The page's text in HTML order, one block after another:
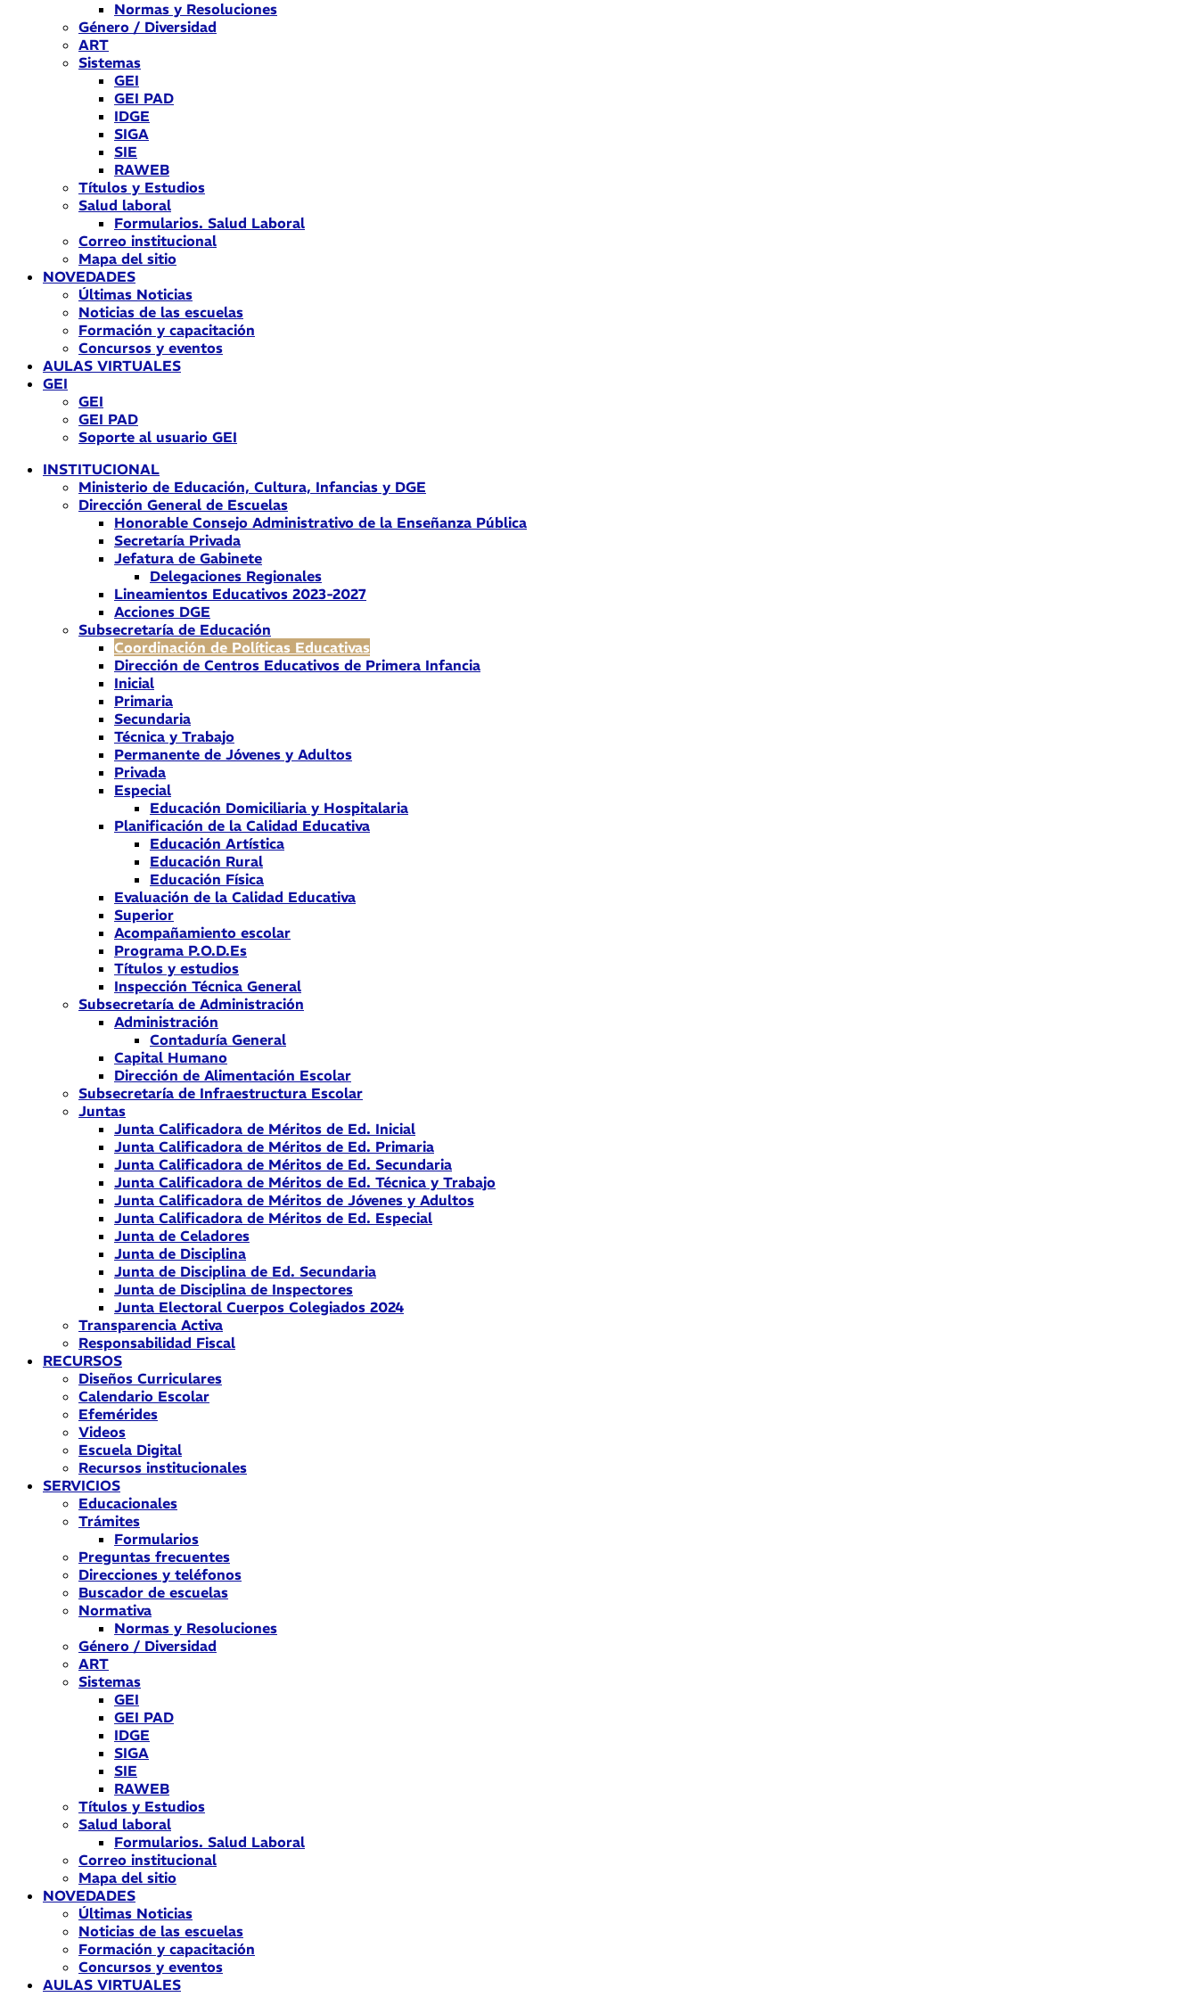
Normas y Resoluciones
Género / Diversidad
ART
Sistemas
GEI
GEI PAD
IDGE
SIGA
SIE
RAWEB
Títulos y Estudios
Salud laboral
Formularios. Salud Laboral
Correo institucional
Mapa del sitio
NOVEDADES
Últimas Noticias
Noticias de las escuelas
Formación y capacitación
Concursos y eventos
AULAS VIRTUALES
GEI
GEI
GEI PAD
Soporte al usuario GEI
INSTITUCIONAL
Ministerio de Educación, Cultura, Infancias y DGE
Dirección General de Escuelas
Honorable Consejo Administrativo de la Enseñanza Pública
Secretaría Privada
Jefatura de Gabinete
Delegaciones Regionales
Lineamientos Educativos 2023-2027
Acciones DGE
Subsecretaría de Educación
Coordinación de Políticas Educativas
Dirección de Centros Educativos de Primera Infancia
Inicial
Primaria
Secundaria
Técnica y Trabajo
Permanente de Jóvenes y Adultos
Privada
Especial
Educación Domiciliaria y Hospitalaria
Planificación de la Calidad Educativa
Educación Artística
Educación Rural
Educación Física
Evaluación de la Calidad Educativa
Superior
Acompañamiento escolar
Programa P.O.D.Es
Títulos y estudios
Inspección Técnica General
Subsecretaría de Administración
Administración
Contaduría General
Capital Humano
Dirección de Alimentación Escolar
Subsecretaría de Infraestructura Escolar
Juntas
Junta Calificadora de Méritos de Ed. Inicial
Junta Calificadora de Méritos de Ed. Primaria
Junta Calificadora de Méritos de Ed. Secundaria
Junta Calificadora de Méritos de Ed. Técnica y Trabajo
Junta Calificadora de Méritos de Jóvenes y Adultos
Junta Calificadora de Méritos de Ed. Especial
Junta de Celadores
Junta de Disciplina
Junta de Disciplina de Ed. Secundaria
Junta de Disciplina de Inspectores
Junta Electoral Cuerpos Colegiados 2024
Transparencia Activa
Responsabilidad Fiscal
RECURSOS
Diseños Curriculares
Calendario Escolar
Efemérides
Videos
Escuela Digital
Recursos institucionales
SERVICIOS
Educacionales
Trámites
Formularios
Preguntas frecuentes
Direcciones y teléfonos
Buscador de escuelas
Normativa
Normas y Resoluciones
Género / Diversidad
ART
Sistemas
GEI
GEI PAD
IDGE
SIGA
SIE
RAWEB
Títulos y Estudios
Salud laboral
Formularios. Salud Laboral
Correo institucional
Mapa del sitio
NOVEDADES
Últimas Noticias
Noticias de las escuelas
Formación y capacitación
Concursos y eventos
AULAS VIRTUALES